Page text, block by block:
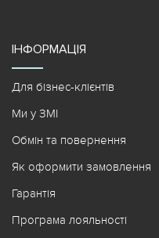
ІНФОРМАЦІЯ
Для бізнес-клієнтів
Ми у ЗМІ
Обмін та повернення
Як оформити замовлення
Гарантія
Програма лояльності